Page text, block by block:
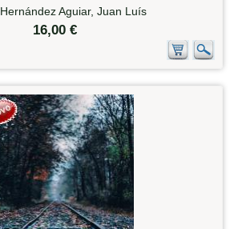
Hernández Aguiar, Juan Luís
16,00 €